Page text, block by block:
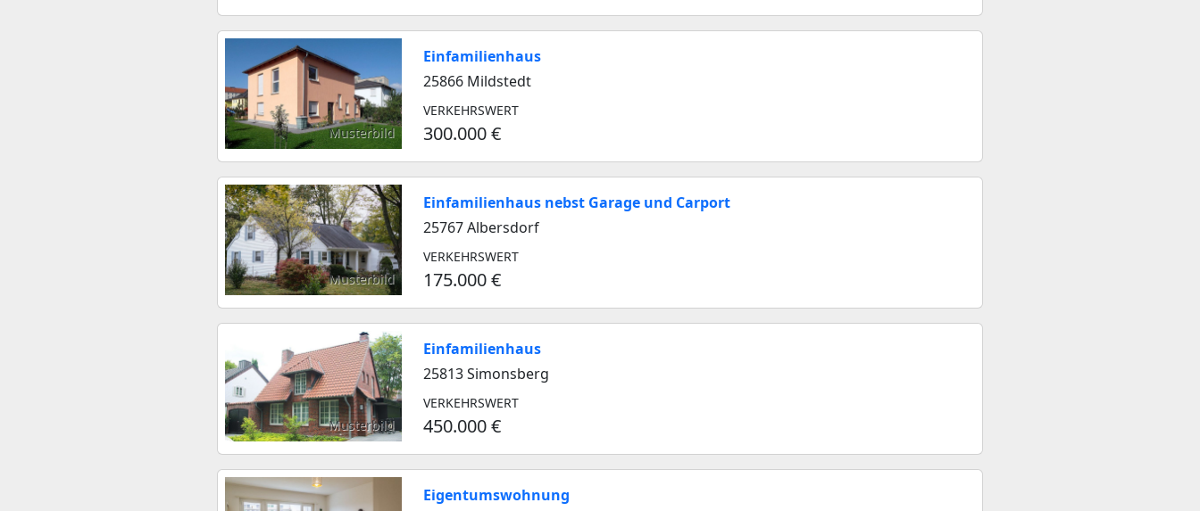
Musterbild
Einfamilienhaus
25866 Mildstedt
VERKEHRSWERT
300.000 €
Musterbild
Einfamilienhaus nebst Garage und Carport
25767 Albersdorf
VERKEHRSWERT
175.000 €
Musterbild
Einfamilienhaus
25813 Simonsberg
VERKEHRSWERT
450.000 €
Eigentumswohnung